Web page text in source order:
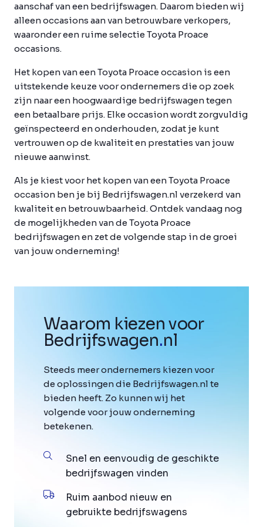
aanschaf van een bedrijfswagen. Daarom bieden wij
alleen occasions aan van betrouwbare verkopers,
waaronder een ruime selectie Toyota Proace
occasions.
Het kopen van een Toyota Proace occasion is een
uitstekende keuze voor ondernemers die op zoek
zijn naar een hoogwaardige bedrijfswagen tegen
een betaalbare prijs. Elke occasion wordt zorgvuldig
geïnspecteerd en onderhouden, zodat je kunt
vertrouwen op de kwaliteit en prestaties van jouw
nieuwe aanwinst.
Als je kiest voor het kopen van een Toyota Proace
occasion ben je bij Bedrijfswagen.nl verzekerd van
kwaliteit en betrouwbaarheid. Ontdek vandaag nog
de mogelijkheden van de Toyota Proace
bedrijfswagen en zet de volgende stap in de groei
van jouw onderneming!
Waarom kiezen voor
Bedrijfswagen.nl
Steeds meer ondernemers kiezen voor
de oplossingen die Bedrijfswagen.nl te
bieden heeft. Zo kunnen wij het
volgende voor jouw onderneming
betekenen.
Snel en eenvoudig de geschikte
bedrijfswagen vinden
Ruim aanbod nieuw en
gebruikte bedrijfswagens